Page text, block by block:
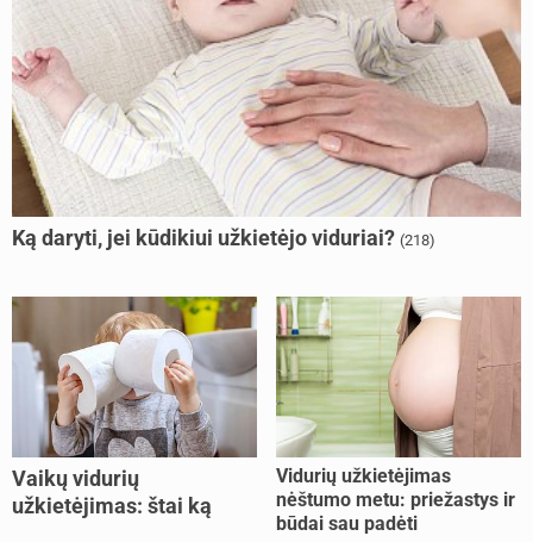
Ką daryti, jei kūdikiui užkietėjo viduriai? (218)
Vaikų vidurių
užkietėjimas: štai ką
Vidurių užkietėjimas
nėštumo metu: priežastys ir
būdai sau padėti